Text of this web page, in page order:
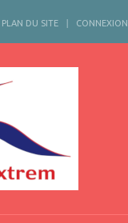
PLAN DU SITE CONNEXION